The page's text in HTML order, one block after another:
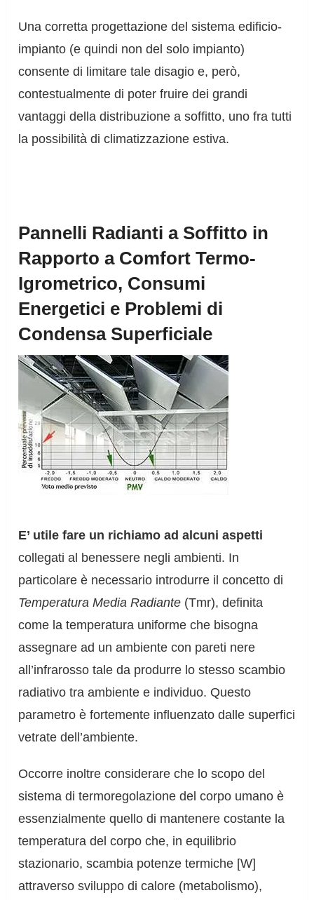
Una corretta progettazione del sistema edificio-
impianto (e quindi non del solo impianto)
consente di limitare tale disagio e, però,
contestualmente di poter fruire dei grandi
vantaggi della distribuzione a soffitto, uno fra tutti
la possibilità di climatizzazione estiva.
Pannelli Radianti a Soffitto in
Rapporto a Comfort Termo-
Igrometrico, Consumi
Energetici e Problemi di
Condensa Superficiale
E’ utile fare un richiamo ad alcuni aspetti
collegati al benessere negli ambienti. In
particolare è necessario introdurre il concetto di
Temperatura Media Radiante (Tmr), definita
come la temperatura uniforme che bisogna
assegnare ad un ambiente con pareti nere
all’infrarosso tale da produrre lo stesso scambio
radiativo tra ambiente e individuo. Questo
parametro è fortemente influenzato dalle superfici
vetrate dell’ambiente.
Occorre inoltre considerare che lo scopo del
sistema di termoregolazione del corpo umano è
essenzialmente quello di mantenere costante la
temperatura del corpo che, in equilibrio
stazionario, scambia potenze termiche [W]
attraverso sviluppo di calore (metabolismo),